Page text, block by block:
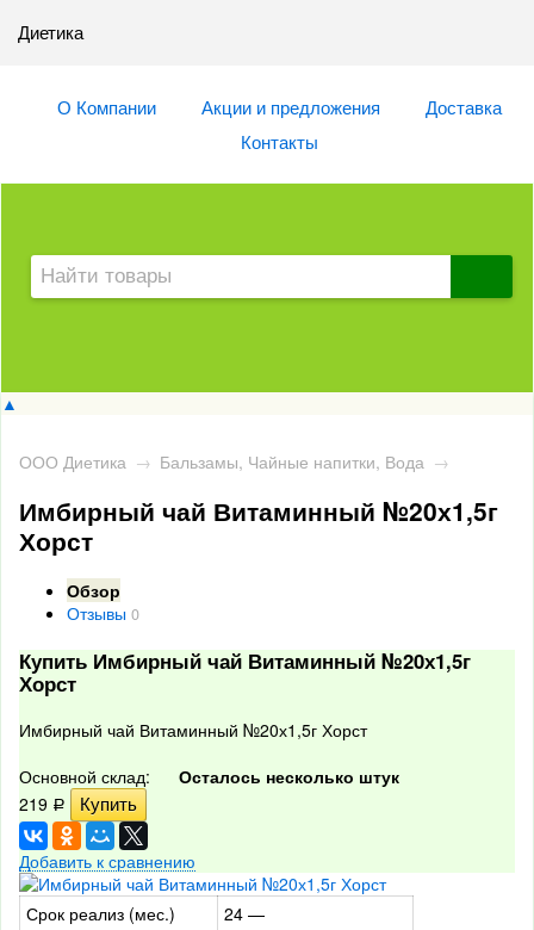
Диетика
О Компании Акции и предложения
Доставка
Контакты
▲
ООО Диетика → Бальзамы, Чайные напитки, Вода →
Имбирный чай Витаминный №20х1,5г
Хорст
Обзор
Отзывы 0
Купить Имбирный чай Витаминный №20х1,5г
Хорст
Имбирный чай Витаминный №20х1,5г Хорст
Основной склад:
Осталось несколько штук
219 Р
Добавить к сравнению
Срок реализ (мес.)
24 —